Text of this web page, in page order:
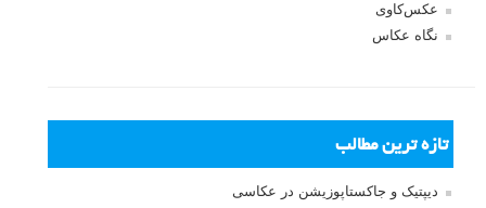
عکس‌کاوی
نگاه عکاس
تازه ترین مطالب
دیپتیک و جاکستا‌پوزیشن در عکاسی